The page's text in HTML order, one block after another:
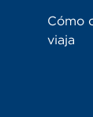
Cómo
viaja